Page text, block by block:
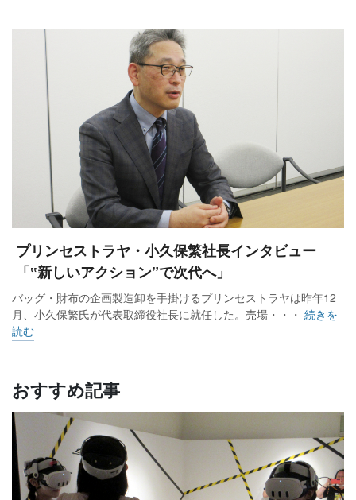
ながるイベントを開催するなど、テナント様支援に注力しま
した。コロナ禍に退店されるテナント様がほとんど出なかっ
た点からも、テナント様と良好な関係が維持できていると自
負しています。
私どもは春と秋に小田急ポイントカード会員を対象にした
「本厚木ミロード特別ご招待会」を開催していますが、これ
も出店されているテナント様に協力いただいています。地域
にお住まいのお客様を中心に、開店前から多くの人が訪れ
プリンセストラヤ・小久保繁社長インタビュー
「‟新しいアクション”で次代へ」
バッグ・財布の企画製造卸を手掛けるプリンセストラヤは昨年12
月、小久保繁氏が代表取締役社長に就任した。売場・・・ 続きを
読む
おすすめ記事